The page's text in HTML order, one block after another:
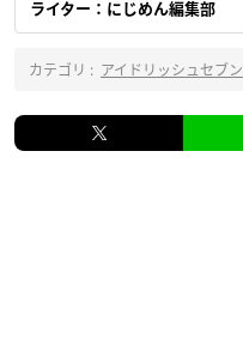
ライター：にじめん編集部
カテゴリ : アイドリッシュセブン